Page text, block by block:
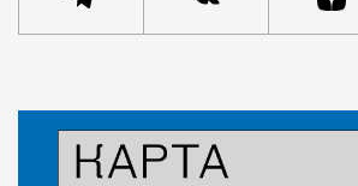
Статья
Город
Редакция Москвич Mag